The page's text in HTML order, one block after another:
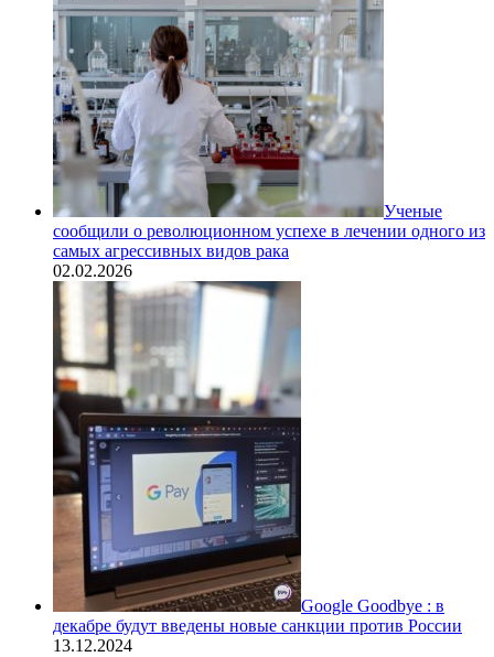
Ученые
сообщили о революционном успехе в лечении одного из
самых агрессивных видов рака
02.02.2026
Google Goodbye : в
декабре будут введены новые санкции против России
13.12.2024